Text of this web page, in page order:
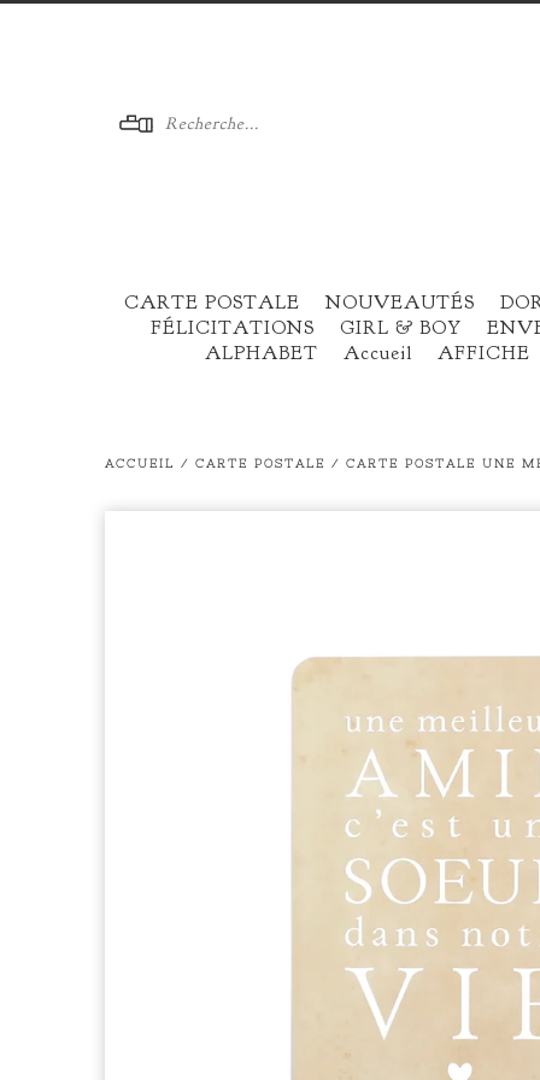
CARTE POSTALE NOUVEAUTÉS
FÉLICITATIONS
GIRL & BOY
ALPHABET
Accueil AFFICHE
ACCUEIL / CARTE POSTALE / CARTE POSTALE UNE